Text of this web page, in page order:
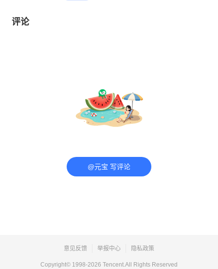
评论
@元宝 写评论
意见反馈 举报中心 隐私政策
Copyright© 1998-2026 Tencent.All Rights Reserved